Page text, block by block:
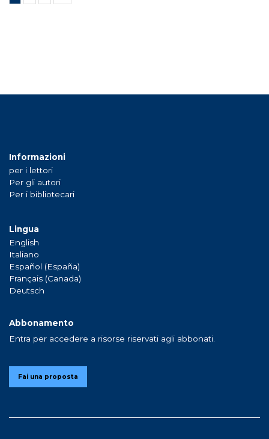
Informazioni
per i lettori
Per gli autori
Per i bibliotecari
Lingua
English
Italiano
Español (España)
Français (Canada)
Deutsch
Abbonamento
Entra per accedere a risorse riservati agli abbonati.
Fai una proposta